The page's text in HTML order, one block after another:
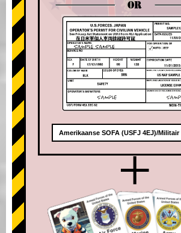
OR
Amerikaanse SOFA (USFJ 4EJ)/
+